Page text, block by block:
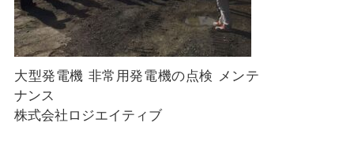
大型発電機 非常用発電機の点検 メンテ
ナンス
株式会社ロジエイティブ